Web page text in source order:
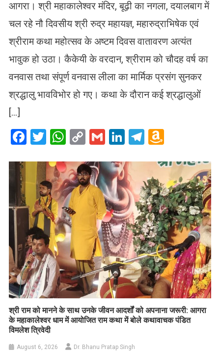
आगरा। श्री महाकालेश्वर मंदिर, बूढ़ी का नगला, दयालबाग में
चल रहे नौ दिवसीय श्री रुद्र महायज्ञ, महारुद्राभिषेक एवं
श्रीराम कथा महोत्सव के अष्टम दिवस वातावरण अत्यंत
भावुक हो उठा। कैकेयी के वरदान, श्रीराम को चौदह वर्ष का
वनवास तथा संपूर्ण वनवास लीला का मार्मिक प्रसंग सुनकर
श्रद्धालु भावविभोर हो गए। कथा के दौरान कई श्रद्धालुओं
[…]
Facebook
Twitter
WhatsApp
CopyGmailLinkedIn
Telegram
List
​श्री राम को मानने के साथ उनके जीवन आदर्शों को अपनाना जरूरी: आगरा
के महाकालेश्वर धाम में आयोजित राम कथा में बोले कथावाचक पंडित
विमलेश त्रिवेदी
August 6, 2026 Dr. Bhanu Pratap Singh